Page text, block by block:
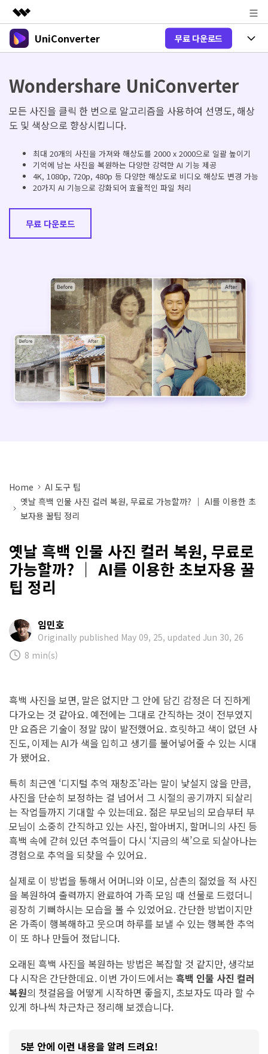
주요 제품
유틸리티
개요
솔루션
뉴스룸
플랜 및 가격
도움말 센터
UniConverter 무료 다운로드
올인원 미디어 툴박스
유니컨버터-윈도우 버전
유니컨버터-맥 버전
음성 텍스트 변환
하게 변환하세요.
Hot
비디오/오디오
온라인 도구
온라인 오디오 편집기
오디오 변환
New
온라인 영상 편집기
온라인 영상 편집기
온라인 사진 편집기
V17 업그레이드
블로그
DVD / CD 사용자
크리에이티브 디자인
동영상 자르기
Hot
DVD / CD 사용자
무비 사용자
더 많은 솔루션 알아보기
도움
아래의 단계별 가이드를 알아보세요.
UniConverter 사용에 필요한 모든 정보 및 문제 해결.
기술 사양
지원되는 형식, 장치 및 GPU의 전체 목록.
새로운 정보
UniConverter 각 버전의 최신 업데이트 정보를 알아보세요.
search
Wondershare UniConverter
모든 사진을 클릭 한 번으로 알고리즘을 사용하여 선명도, 해상
도 및 색상으로 향상시킵니다.
최대 20개의 사진을 가져와 해상도를 2000 x 2000으로 일괄 높이기
기억에 남는 사진을 복원하는 다양한 강력한 AI 기능 제공
4K, 1080p, 720p, 480p 등 다양한 해상도로 비디오 해상도 변경 가능
20가지 AI 기능으로 강화되어 효율적인 파일 처리
무료 다운로드
Home
AI 도구 팁
옛날 흑백 인물 사진 컬러 복원, 무료로 가능할까? ｜ AI를 이용한 초
보자용 꿀팁 정리
옛날 흑백 인물 사진 컬러 복원, 무료로
가능할까? ｜ AI를 이용한 초보자용 꿀
팁 정리
임민호
Originally published May 09, 25, updated Jun 30, 26
8 min(s)
흑백 사진을 보면, 말은 없지만 그 안에 담긴 감정은 더 진하게
다가오는 것 같아요. 예전에는 그대로 간직하는 것이 전부였지
만 요즘은 기술이 정말 많이 발전했어요. 흐릿하고 색이 없던 사
진도, 이제는 AI가 색을 입히고 생기를 불어넣어줄 수 있는 시대
가 됐어요.
특히 최근엔 ‘디지털 추억 재창조’라는 말이 낯설지 않을 만큼,
사진을 단순히 보정하는 걸 넘어서 그 시절의 공기까지 되살리
는 작업들까지 기대할 수 있는데요. 젊은 부모님의 모습부터 부
모님이 소중히 간직하고 있는 사진, 할아버지, 할머니의 사진 등
흑백 속에 갇혀 있던 추억들이 다시 ‘지금의 색’으로 되살아나는
경험으로 추억을 되찾을 수 있어요.
실제로 이 방법을 통해서 어머니와 이모, 삼촌의 젊었을 적 사진
을 복원하여 출력까지 완료하여 가족 모임 때 선물로 드렸더니
굉장히 기뻐하시는 모습을 볼 수 있었어요. 간단한 방법이지만
온 가족이 행복해하고 웃으며 하루를 보낼 수 있는 행복한 추억
이 또 하나 만들어 졌답니다.
오래된 흑백 사진을 복원하는 방법은 복잡할 것 같지만, 생각보
다 시작은 간단한데요. 이번 가이드에서는 흑백 인물 사진 컬러
복원의 첫걸음을 어떻게 시작하면 좋을지, 초보자도 따라 할 수
있게 하나씩 차근차근 정리해 보겠습니다.
5분 안에 이런 내용을 알려 드려요!